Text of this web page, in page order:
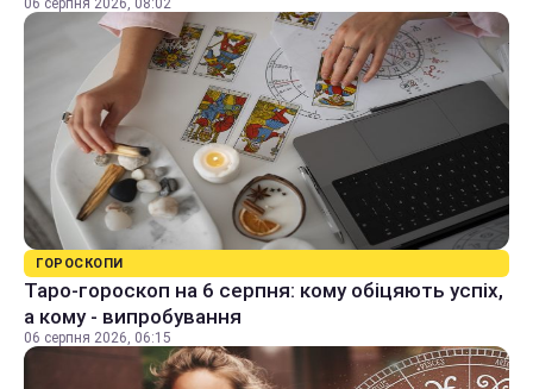
06 серпня 2026, 08:02
ГОРОСКОПИ
Таро-гороскоп на 6 серпня: кому обіцяють успіх,
а кому - випробування
06 серпня 2026, 06:15